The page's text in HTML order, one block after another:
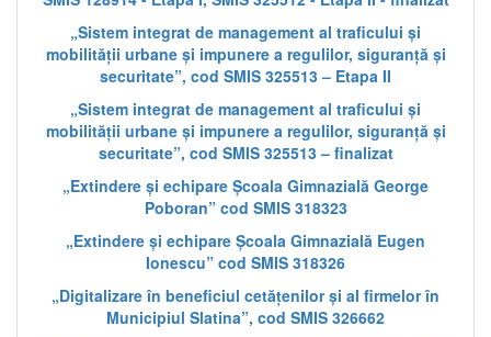
„Sistem integrat de management al traficului și
mobilității urbane și impunere a regulilor, siguranță și
securitate”, cod SMIS 325513 – Etapa II
„Sistem integrat de management al traficului și
mobilității urbane și impunere a regulilor, siguranță și
securitate”, cod SMIS 325513 – finalizat
„Extindere și echipare Școala Gimnazială George
Poboran” cod SMIS 318323
„Extindere și echipare Școala Gimnazială Eugen
Ionescu” cod SMIS 318326
„Digitalizare în beneficiul cetățenilor și al firmelor în
Municipiul Slatina”, cod SMIS 326662